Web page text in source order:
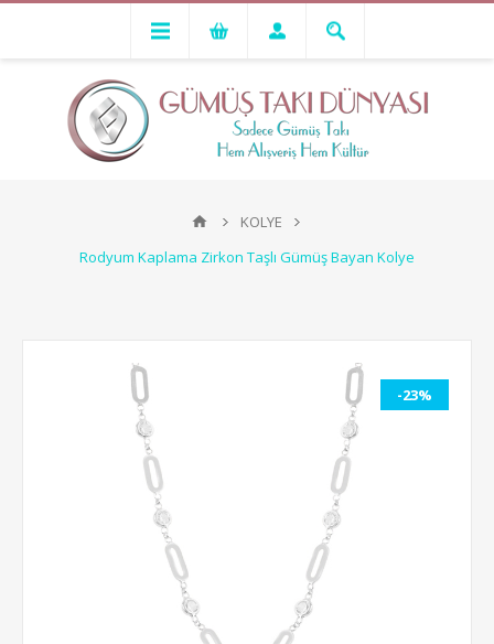
KOLYE
Rodyum Kaplama Zirkon Taşlı Gümüş Bayan Kolye
-23%